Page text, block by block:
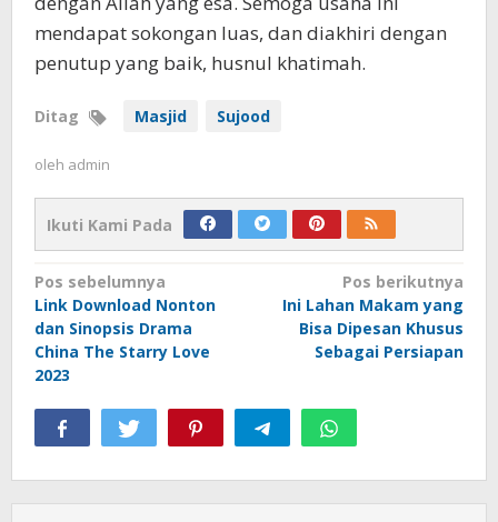
mendapat sokongan luas, dan diakhiri dengan
penutup yang baik, husnul khatimah.
Ditag Masjid Sujood
oleh admin
Ikuti Kami Pada
Navigasi
pos
Pos sebelumnya
Link Download Nonton
dan Sinopsis Drama
China The Starry Love
2023
Pos berikutnya
Ini Lahan Makam yang
Bisa Dipesan Khusus
Sebagai Persiapan